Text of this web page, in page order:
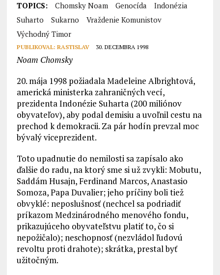
TOPICS: Chomsky Noam Genocída
Indonézia
Suharto
Sukarno
Vraždenie Komunistov
Východný Timor
PUBLIKOVAL: RASTISLAV 30. DECEMBRA 1998
Noam Chomsky
20. mája 1998 požiadala Madeleine Albrightová,
americká ministerka zahraničných vecí,
prezidenta Indonézie Suharta (200 miliónov
obyvateľov), aby podal demisiu a uvoľnil cestu na
prechod k demokracii. Za pár hodín prevzal moc
bývalý viceprezident.
Toto upadnutie do nemilosti sa zapísalo ako
ďalšie do radu, na ktorý sme si už zvykli: Mobutu,
Saddám Husajn, Ferdinand Marcos, Anastasio
Somoza, Papa Duvalier; jeho príčiny boli tiež
obvyklé: neposlušnosť (nechcel sa podriadiť
príkazom Medzinárodného menového fondu,
prikazujúceho obyvateľstvu platiť to, čo si
nepožičalo); neschopnosť (nezvládol ľudovú
revoltu proti drahote); skrátka, prestal byť
užitočným.